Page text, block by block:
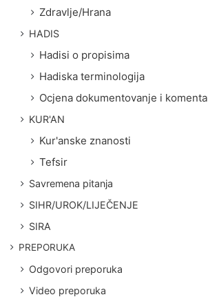
Zdravlje/Hrana
HADIS
Hadisi o propisima
Hadiska terminologija
Ocjena dokumentovanje i
KUR'AN
Kur'anske znanosti
Tefsir
Savremena pitanja
SIHR/UROK/LIJEČENJE
SIRA
PREPORUKA
Odgovori preporuka
Video preporuka